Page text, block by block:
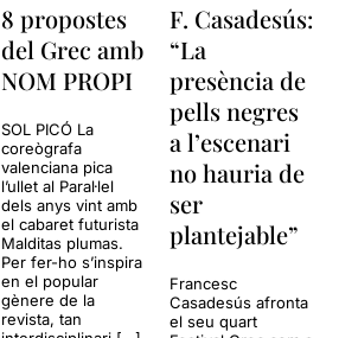
8 propostes
del Grec amb
NOM PROPI
SOL PICÓ La
coreògrafa
valenciana pica
l’ullet al Paral·lel
dels anys vint amb
el cabaret futurista
Malditas plumas.
Per fer-ho s’inspira
en el popular
gènere de la
revista, tan
F. Casadesús:
“La
presència de
pells negres
a l’escenari
no hauria de
ser
plantejable”
Francesc
Casadesús afronta
el seu quart